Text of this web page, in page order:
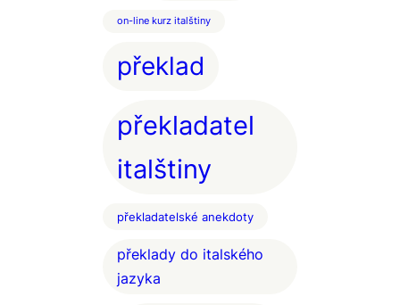
on-line kurz italštiny
překlad
překladatel
italštiny
překladatelské anekdoty
překlady do italského
jazyka